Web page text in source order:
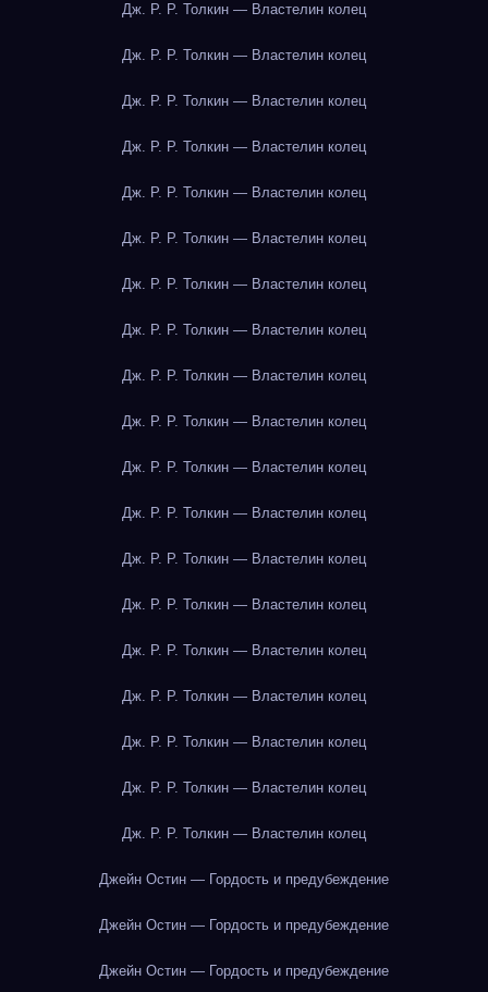
Дж. Р. Р. Толкин — Властелин колец
Дж. Р. Р. Толкин — Властелин колец
Дж. Р. Р. Толкин — Властелин колец
Дж. Р. Р. Толкин — Властелин колец
Дж. Р. Р. Толкин — Властелин колец
Дж. Р. Р. Толкин — Властелин колец
Дж. Р. Р. Толкин — Властелин колец
Дж. Р. Р. Толкин — Властелин колец
Дж. Р. Р. Толкин — Властелин колец
Дж. Р. Р. Толкин — Властелин колец
Дж. Р. Р. Толкин — Властелин колец
Дж. Р. Р. Толкин — Властелин колец
Дж. Р. Р. Толкин — Властелин колец
Дж. Р. Р. Толкин — Властелин колец
Дж. Р. Р. Толкин — Властелин колец
Дж. Р. Р. Толкин — Властелин колец
Дж. Р. Р. Толкин — Властелин колец
Дж. Р. Р. Толкин — Властелин колец
Дж. Р. Р. Толкин — Властелин колец
Джейн Остин — Гордость и предубеждение
Джейн Остин — Гордость и предубеждение
Джейн Остин — Гордость и предубеждение